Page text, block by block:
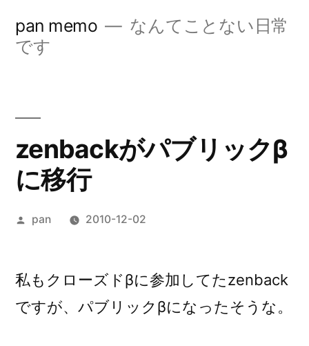
pan memo
なんてことない日常
です
zenbackがパブリックβ
に移行
投
pan 2010-12-02
私もクローズドβに参加してたzenback
ですが、パブリックβになったそうな。